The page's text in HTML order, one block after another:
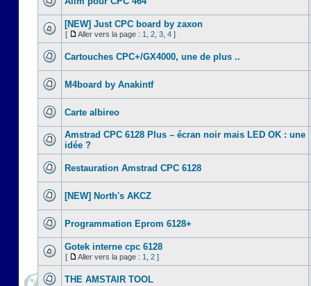
[NEW] Just CPC board by zaxon
[ Aller vers la page : 1 2 3 4 ]
Cartouches CPC+/GX4000, une de plus ..
M4board by Anakintf
Carte albireo
Amstrad CPC 6128 Plus – écran noir mais LED OK : une
idée ?
Restauration Amstrad CPC 6128
[NEW] North's AKCZ
Programmation Eprom 6128+
Gotek interne cpc 6128
[ Aller vers la page : 1 2 ]
THE AMSTAIR TOOL